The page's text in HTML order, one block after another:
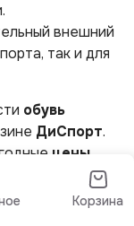
внешний
так и для
обувь
ДиСпорт.
цены
качество,
Корзина